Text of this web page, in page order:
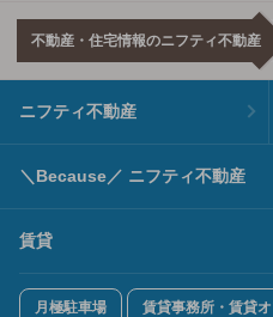
不動産・住宅情報のニフティ不動産
ニフティ不動産
＼Because／ ニフティ不動産
賃貸
月極駐車場 賃貸事務所・賃貸